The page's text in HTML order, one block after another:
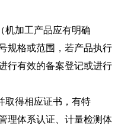
机加工产品应有明确
规格或范围，若产品执行
行有效的备案登记或进行
取得相应证书，有特
理体系认证、计量检测体